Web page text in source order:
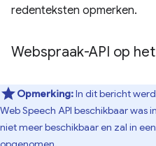
redenteksten opmerken.
Webspraak-API op
Opmerking:In dit bericht
Web Speech API beschikbaar was
niet meer beschikbaar en zal in